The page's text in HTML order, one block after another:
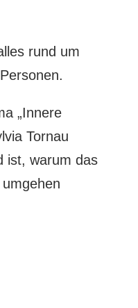
rund um
„Innere
Tornau
ist, warum das